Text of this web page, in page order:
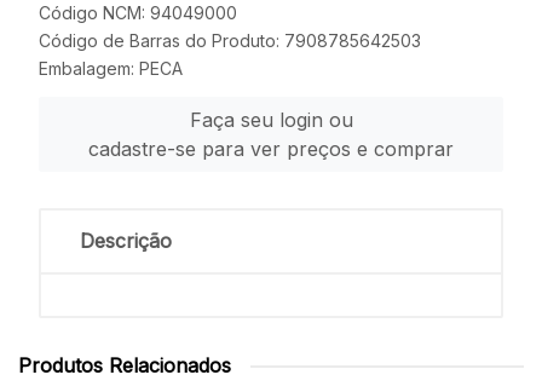
Código NCM: 94049000
Código de Barras do Produto: 7908785642503
Embalagem: PECA
Faça seu login ou
cadastre-se para ver preços e comprar
Descrição
Produtos Relacionados